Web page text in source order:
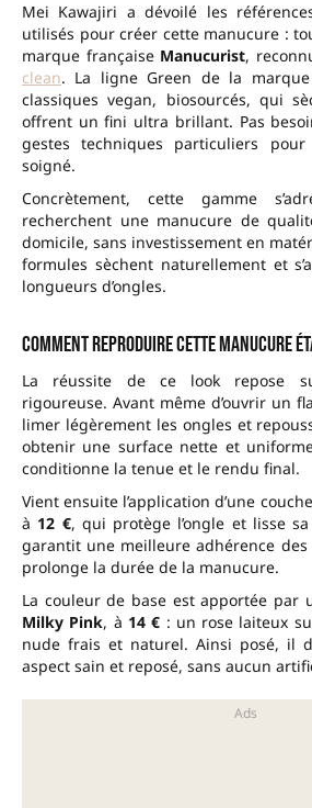
Mei Kawajiri a dévoilé les
utilisés pour créer cette manucure :
marque française Manucurist,
clean. La ligne Green de la
classiques vegan, biosourcés, qui
offrent un fini ultra brillant. Pas
gestes techniques particuliers
soigné.
Concrètement, cette gamme
recherchent une manucure de
domicile, sans investissement en
formules sèchent naturellement et
longueurs d’ongles.
Comment reproduire cette manucure
La réussite de ce look repose
rigoureuse. Avant même d’ouvrir un
limer légèrement les ongles et
obtenir une surface nette et
conditionne la tenue et le rendu final.
Vient ensuite l’application d’une
à 12 €, qui protège l’ongle et lisse
garantit une meilleure adhérence des
prolonge la durée de la manucure.
La couleur de base est apportée par
Milky Pink, à 14 € : un rose laiteux
nude frais et naturel. Ainsi posé, il
aspect sain et reposé, sans aucun